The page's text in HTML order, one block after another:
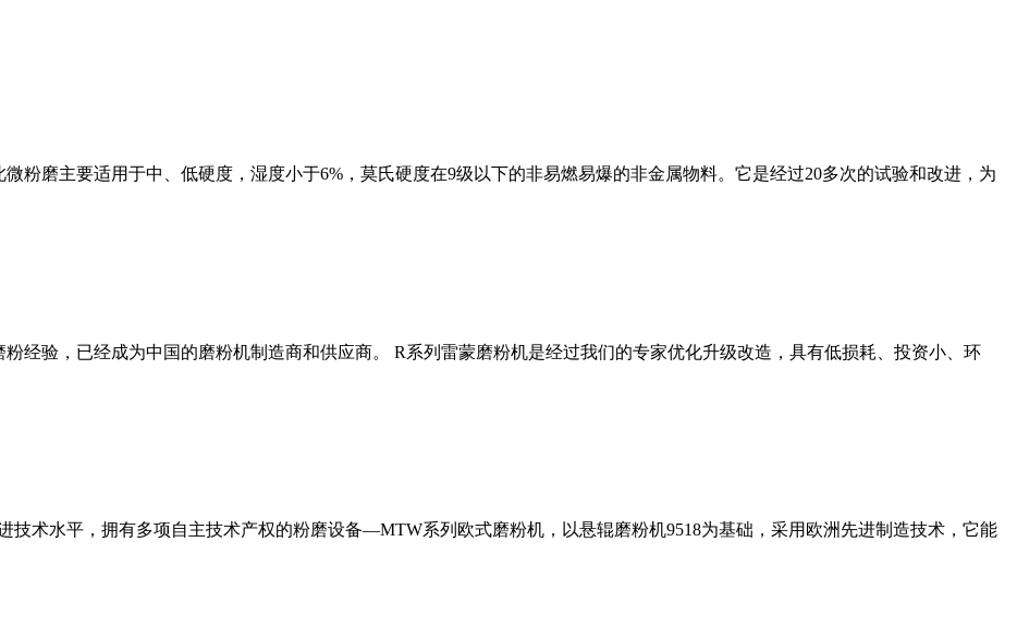
粉磨主要适用于中、低硬度，湿度小于6%，莫氏硬度在9级以下的非易燃易爆的非金属物料。它是经过20多次的试验和改进，为
经验，已经成为中国的磨粉机制造商和供应商。 R系列雷蒙磨粉机是经过我们的专家优化升级改造，具有低损耗、投资小、环
技术水平，拥有多项自主技术产权的粉磨设备—MTW系列欧式磨粉机，以悬辊磨粉机9518为基础，采用欧洲先进制造技术，它能